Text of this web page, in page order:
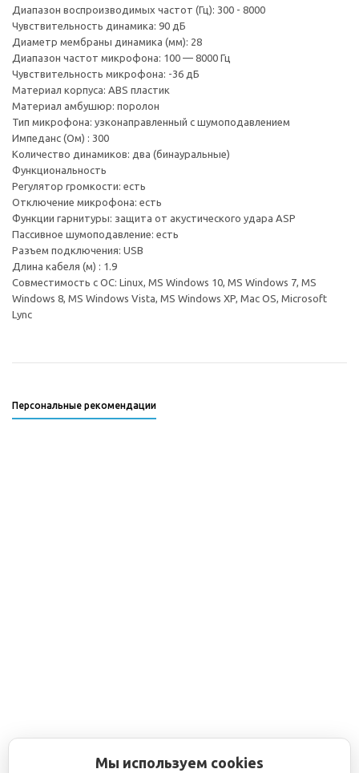
Диапазон воспроизводимых частот (Гц): 300 - 8000
Чувствительность динамика: 90 дБ
Диаметр мембраны динамика (мм): 28
Диапазон частот микрофона: 100 — 8000 Гц
Чувствительность микрофона: -36 дБ
Материал корпуса: ABS пластик
Материал амбушюр: поролон
Тип микрофона: узконаправленный с шумоподавлением
Импеданс (Ом) : 300
Количество динамиков: два (бинауральные)
Функциональность
Регулятор громкости: есть
Отключение микрофона: есть
Функции гарнитуры: защита от акустического удара ASP
Пассивное шумоподавление: есть
Разъем подключения: USB
Длина кабеля (м) : 1.9
Совместимость с ОС: Linux, MS Windows 10, MS Windows 7, MS
Windows 8, MS Windows Vista, MS Windows XP, Mac OS, Microsoft
Lync
Персональные рекомендации
Мы используем cookies